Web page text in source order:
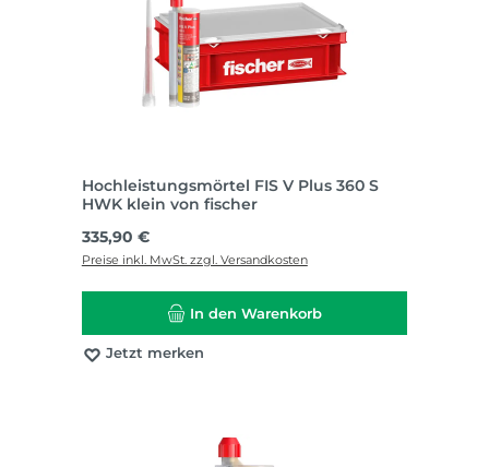
Hochleistungsmörtel FIS V Plus 360 S
HWK klein von fischer
Regulärer Preis:
335,90 €
Preise inkl. MwSt. zzgl. Versandkosten
In den Warenkorb
Jetzt merken